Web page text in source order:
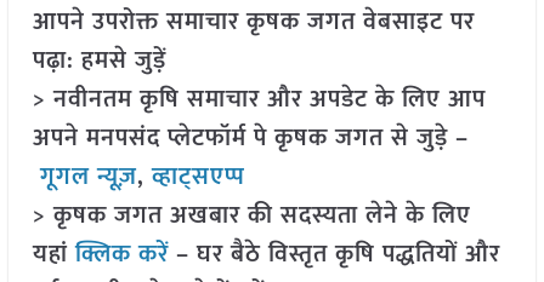
आपने उपरोक्त समाचार कृषक जगत वेबसाइट पर
पढ़ा: हमसे जुड़ें
> नवीनतम कृषि समाचार और अपडेट के लिए आप
अपने मनपसंद प्लेटफॉर्म पे कृषक जगत से जुड़े –
गूगल न्यूज़,व्हाट्सएप्प
> कृषक जगत अखबार की सदस्यता लेने के लिए
यहांक्लिक करें– घर बैठे विस्तृत कृषि पद्धतियों और